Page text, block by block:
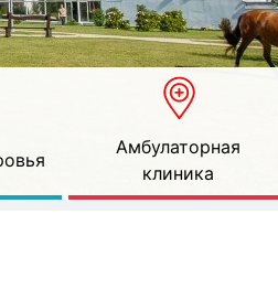
Амбулаторная
клиника